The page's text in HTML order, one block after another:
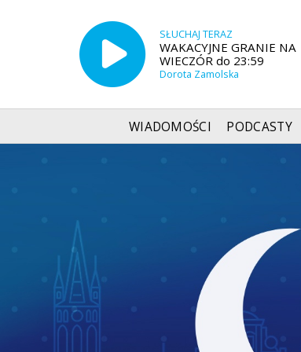
SŁUCHAJ TERAZ
WAKACYJNE GRANIE NA
WIECZÓR do 23:59
Dorota Zamolska
WIADOMOŚCI PODCASTY